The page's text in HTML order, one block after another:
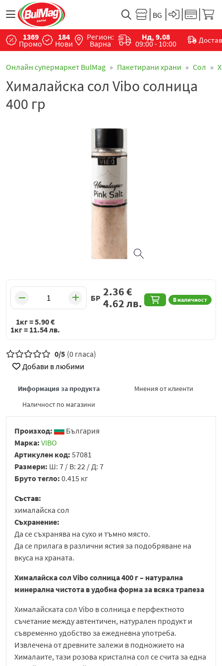
1369
Промо
184
Нови
Регион:
Варна
Нд, 9.08
09:00 - 10:00
Онлайн супермаркет BulMag Пакетирани храни Сол
Хималайска сол Vibo солница
400 гр
БР В наличност
2.36€
4.62лв.
1кг =5.90€
1кг = 11.54лв.
0/5 (0 гласа)
Добави в любими
Информация за продукта
Мнения от клиенти
Наличност по магазини
Произход:
България
Марка: VIBO
Артикулен код: 57081
Размери: Ш: 7 / В: 22 / Д: 7
Бруто тегло: 0.415 кг
Състав:
хималайска сол
Съхранение:
Да се съхранява на сухо и тъмно място.
Да се прилага в различни ястия за подобряване на
вкуса на храната.
Хималайска сол Vibo солница 400 г – натурална
минерална чистота в удобна форма за всяка трапеза
Хималайската сол Vibo в солница е перфектното
съчетание между автентичен, натурален продукт и
съвременно удобство за ежедневна употреба.
Извлечена от древните залежи в подножието на
Хималаите, тази розова кристална сол се счита за една